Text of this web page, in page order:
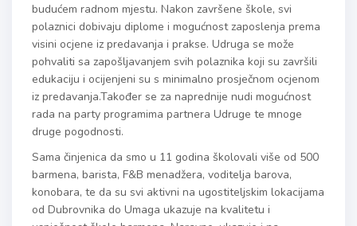
budućem radnom mjestu. Nakon završene škole, svi
polaznici dobivaju diplome i mogućnost zaposlenja prema
visini ocjene iz predavanja i prakse. Udruga se može
pohvaliti sa zapošljavanjem svih polaznika koji su završili
edukaciju i ocijenjeni su s minimalno prosječnom ocjenom
iz predavanja.Također se za naprednije nudi mogućnost
rada na party programima partnera Udruge te mnoge
druge pogodnosti.
Sama činjenica da smo u 11 godina školovali više od 500
barmena, barista, F&B menadžera, voditelja barova,
konobara, te da su svi aktivni na ugostiteljskim lokacijama
od Dubrovnika do Umaga ukazuje na kvalitetu i